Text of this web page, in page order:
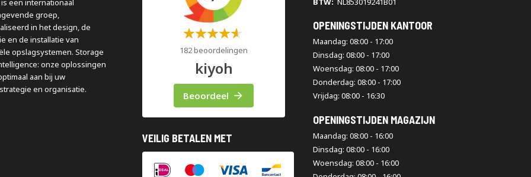
een internationaal
groep,
in het design, de
en de installatie van
opslagsystemen. Storage
onze oplossingen
aan bij uw
en organisatie.
Waardering:
182 beoordelingen
kiyoh
Beoordeel
VEILIG BETALEN MET
OPENINGSTIJDEN KANTOOR
Maandag: 08:00 - 17:00
Dinsdag: 08:00 - 17:00
Woensdag: 08:00 - 17:00
Donderdag: 08:00 - 17:00
Vrijdag: 08:00 - 16:30
OPENINGSTIJDEN MAGAZIJN
Maandag: 08:00 - 16:00
Dinsdag: 08:00 - 16:00
Woensdag: 08:00 - 16:00